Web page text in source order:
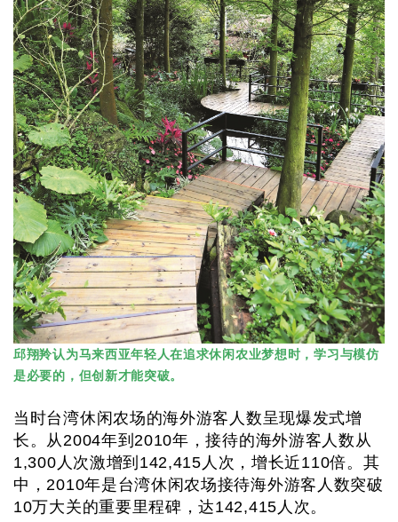
邱翔羚认为马来西亚年轻人在追求休闲农业梦想时，学习与模仿
是必要的，但创新才能突破。
当时台湾休闲农场的海外游客人数呈现爆发式增
长。从2004年到2010年，接待的海外游客人数从
1,300人次激增到142,415人次，增长近110倍。其
中，2010年是台湾休闲农场接待海外游客人数突破
10万大关的重要里程碑，达142,415人次。